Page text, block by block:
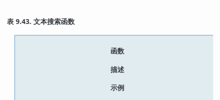
表 9.43. 文本搜索函数
函数
描述
示例